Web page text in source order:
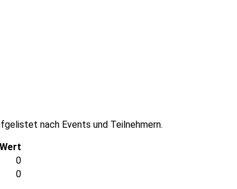
nach Events und Teilnehmern.
0
0